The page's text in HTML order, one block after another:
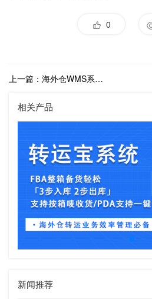
0
上一篇：海外仓WMS系统有什么作用？了解自建海外仓的痛点就明白了
相关产品
新闻推荐